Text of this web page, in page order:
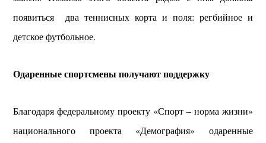
появиться два теннисных корта и поля: регбийное и
детское футбольное.
Одаренные спортсмены получают поддержку
Благодаря федеральному проекту «Спорт – норма жизни»
национального проекта «Демография» одаренные